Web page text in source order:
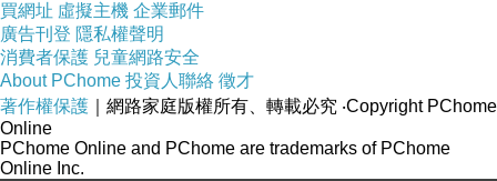
還能讓寶寶舔咬
且吸水性佳方便穿脫清洗
買網址 虛擬主機 企業郵件
廣告刊登 隱私權聲明
消費者保護 兒童網路安全
About PChome 投資人聯絡 徵才
著作權保護 ｜網路家庭版權所有、轉載必究 ‧Copyright PChome
Online
PChome Online and PChome are trademarks of PChome
Online Inc.